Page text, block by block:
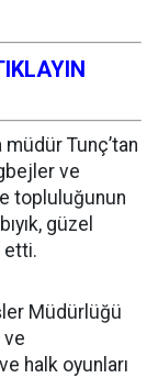
Tunç’tan
ve
topluluğunun
güzel
etti.
Müdürlüğü
ve
halk oyunları